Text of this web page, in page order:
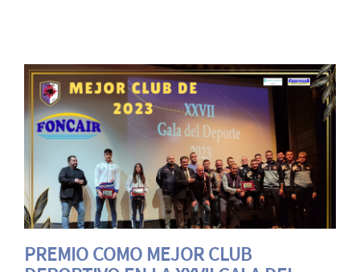
PREMIO COMO MEJOR CLUB